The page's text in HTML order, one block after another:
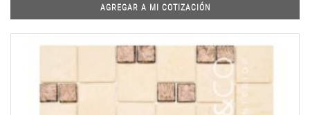
AGREGAR A MI COTIZACIÓN